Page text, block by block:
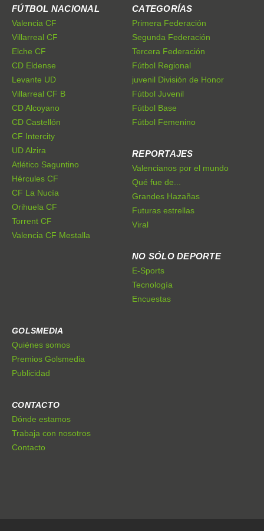
FÚTBOL NACIONAL
Valencia CF
Villarreal CF
Elche CF
CD Eldense
Levante UD
Villarreal CF B
CD Alcoyano
CD Castellón
CF Intercity
UD Alzira
Atlético Saguntino
Hércules CF
CF La Nucía
Orihuela CF
Torrent CF
Valencia CF Mestalla
CATEGORÍAS
Primera Federación
Segunda Federación
Tercera Federación
Fútbol Regional
juvenil División de Honor
Fútbol Juvenil
Fútbol Base
Fútbol Femenino
REPORTAJES
Valencianos por el mundo
Qué fue de...
Grandes Hazañas
Futuras estrellas
Viral
NO SÓLO DEPORTE
E-Sports
Tecnología
Encuestas
GOLSMEDIA
Quiénes somos
Premios Golsmedia
Publicidad
CONTACTO
Dónde estamos
Trabaja con nosotros
Contacto